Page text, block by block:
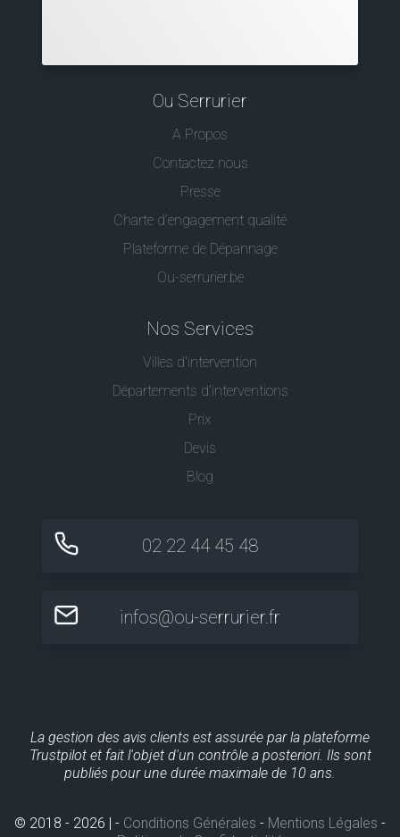
Ou Serrurier
A Propos
Contactez nous
Presse
Charte d’engagement qualité
Plateforme de Dépannage
Ou-serrurier.be
Nos Services
Villes d'intervention
Départements d'interventions
Prix
Devis
Blog
02 22 44 45 48
infos@ou-serrurier.fr
La gestion des avis clients est assurée par la plateforme
Trustpilot et fait l'objet d'un contrôle a posteriori. Ils sont
publiés pour une durée maximale de 10 ans.
© 2018 - 2026 | - Conditions Générales - Mentions Légales -